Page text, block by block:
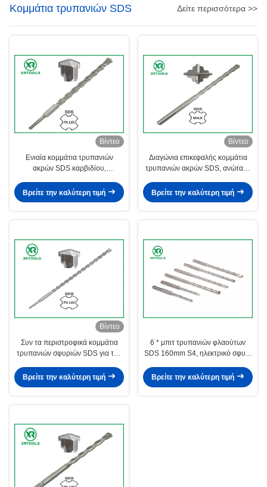
Κομμάτια τρυπανιών SDS Δείτε περισσότερα >>
Βίντεο
Ενιαία κομμάτια τρυπανιών
ακρών SDS καρβιδίου,
πυρήνων για το σκληρό Stone
Βρείτε την καλύτερη τιμή
Βίντεο
Διαγώνια επικεφαλής κομμάτια
τρυπανιών ακρών SDS, ανώτατα
φραγμό/το τούβλο/τον τοίχο
Βρείτε την καλύτερη τιμή
Βίντεο
Συν τα περιστροφικά κομμάτια
τρυπανιών σφυριών SDS για την
τύπων φλαούτων του U τούβλου
Βρείτε την καλύτερη τιμή
6 * μπιτ τρυπανιών φλαούτων
SDS 160mm S4, ηλεκτρικό σφυρί
τρυπανιών
Βρείτε την καλύτερη τιμή